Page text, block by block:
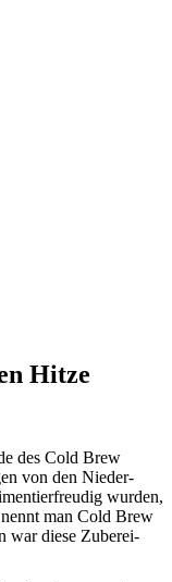
Hitze
des Cold Brew
von den Nieder­
wurden,
man Cold Brew
war diese Zuberei­